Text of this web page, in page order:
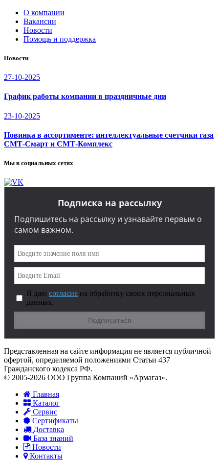
О компании
Вакансии
Новости
Помощь и поддержка
Новости
27-10-2025
График работы компании в праздничные дни
23-10-2025
Новинка в ассортименте: интеллектуальные счетчики газа
СМТ-Смарт и СМТ-Комплекс
Мы в социальных сетях
Подписка на рассылку
Подпишитесь на рассылку и узнавайте первым о
самом важном.
Я даю согласие на обработку своих персональных
данных.
Представленная на сайте информация не является публичной
офертой, определяемой положениями Статьи 437
Гражданского кодекса РФ.
© 2005-2026 ООО Группа Компаний «Армагаз».
Главная
Каталог
Сервис
Сертификаты
Доставка
База знаний
Новости
Контакты